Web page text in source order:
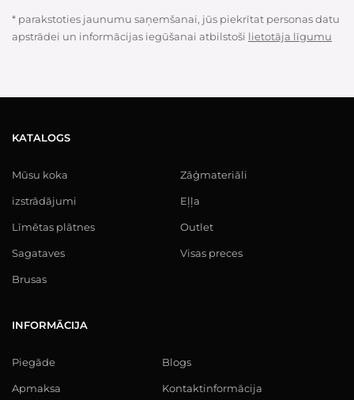
* parakstoties jaunumu saņemšanai, jūs piekrītat personas datu
apstrādei un informācijas iegūšanai atbilstoši lietotāja līgumu
KATALOGS
Mūsu koka
izstrādājumi
Līmētas plātnes
Sagataves
Brusas
Zāģmateriāli
Eļļa
Outlet
Visas preces
INFORMĀCIJA
Piegāde
Apmaksa
Blogs
Kontaktinformācija